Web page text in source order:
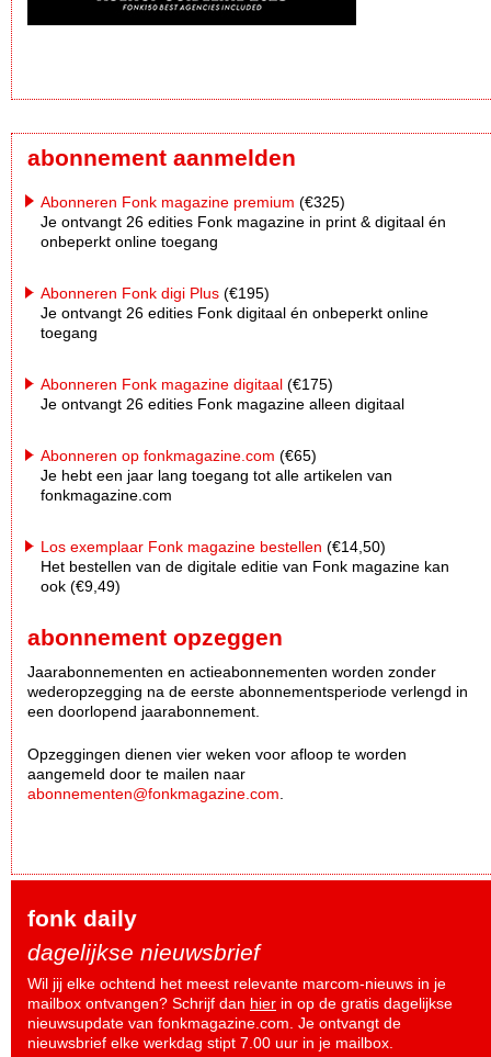
abonnement aanmelden
Abonneren Fonk magazine premium (€325)
Je ontvangt 26 edities Fonk magazine in print & digitaal én
onbeperkt online toegang
Abonneren Fonk digi Plus (€195)
Je ontvangt 26 edities Fonk digitaal én onbeperkt online
toegang
Abonneren Fonk magazine digitaal (€175)
Je ontvangt 26 edities Fonk magazine alleen digitaal
Abonneren op fonkmagazine.com (€65)
Je hebt een jaar lang toegang tot alle artikelen van
fonkmagazine.com
Los exemplaar Fonk magazine bestellen (€14,50)
Het bestellen van de digitale editie van Fonk magazine kan
ook (€9,49)
abonnement opzeggen
Jaarabonnementen en actieabonnementen worden zonder
wederopzegging na de eerste abonnementsperiode verlengd in
een doorlopend jaarabonnement.
Opzeggingen dienen vier weken voor afloop te worden
aangemeld door te mailen naar
abonnementen@fonkmagazine.com.
fonk daily
dagelijkse nieuwsbrief
Wil jij elke ochtend het meest relevante marcom-nieuws in je
mailbox ontvangen? Schrijf dan hier in op de gratis dagelijkse
nieuwsupdate van fonkmagazine.com. Je ontvangt de
nieuwsbrief elke werkdag stipt 7.00 uur in je mailbox.